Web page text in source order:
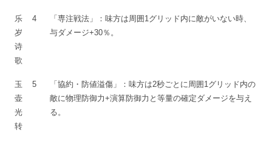
乐
岁
诗
歌
4
「専注戦法」：味方は周囲1グリッド内に敵がいない時、
与ダメージ+30％。
玉
壶
光
转
5
「協約・防値溢傷」：味方は2秒ごとに周囲1グリッド内の
敵に物理防御力+演算防御力と等量の確定ダメージを与え
る。